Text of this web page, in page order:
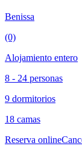
Benissa
(0)
Alojamiento entero
8 - 24 personas
9 dormitorios
18 camas
Reserva online